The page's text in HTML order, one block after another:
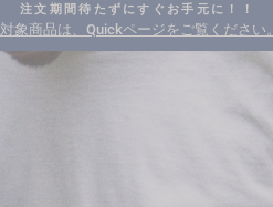
注文期間待たずにすぐお手元に！！
対象商品は、Quickページをご覧ください。